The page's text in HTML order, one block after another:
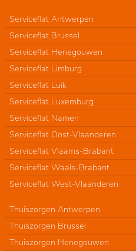
Serviceflat Antwerpen
Serviceflat Brussel
Serviceflat Henegouwen
Serviceflat Limburg
Serviceflat Luik
Serviceflat Luxemburg
Serviceflat Namen
Serviceflat Oost-Vlaanderen
Serviceflat Vlaams-Brabant
Serviceflat Waals-Brabant
Serviceflat West-Vlaanderen
Thuiszorgen Antwerpen
Thuiszorgen Brussel
Thuiszorgen Henegouwen